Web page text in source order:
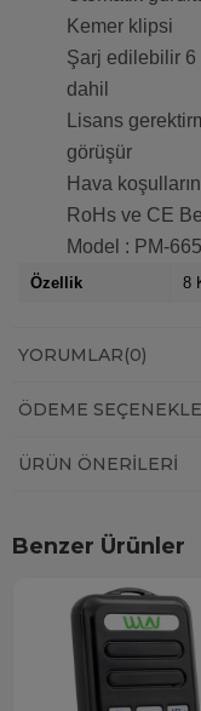
Kemer klipsi
Şarj edilebilir 6
dahil
Lisans
görüşür
Hava
RoHs ve CE
Model : PM-
Özellik 8
YORUMLAR(0)
ÖDEME
ÜRÜN ÖNERILERI
Benzer Ürünler